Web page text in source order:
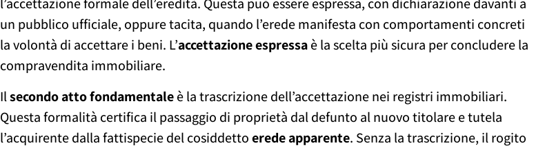
un pubblico ufficiale, oppure tacita, quando l’erede manifesta con comportamenti concreti
la volontà di accettare i beni. L’accettazione espressaè la scelta più sicura per concludere la
compravendita immobiliare.
Ilsecondo atto fondamentaleè la trascrizione dell’accettazione nei registri immobiliari.
Questa formalità certifica il passaggio di proprietà dal defunto al nuovo titolare e tutela
l’acquirente dalla fattispecie del cosiddettoerede apparente. Senza la trascrizione, il rogito